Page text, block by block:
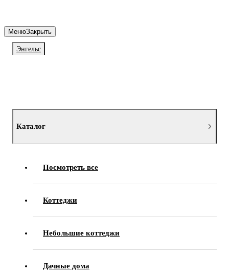
Энгельс
МенюЗакрыть
Каталог
Посмотреть все
Коттеджи
Небольшие коттеджи
Дачные дома